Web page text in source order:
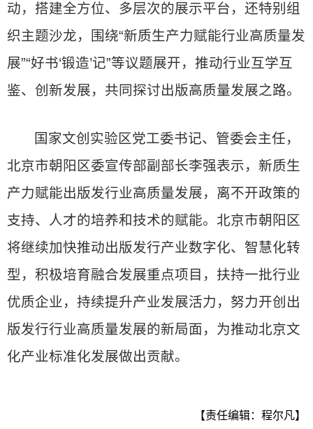
动，搭建全方位、多层次的展示平台，还特别组
织主题沙龙，围绕“新质生产力赋能行业高质量发
展”“好书‘锻造’记”等议题展开，推动行业互学互
鉴、创新发展，共同探讨出版高质量发展之路。
国家文创实验区党工委书记、管委会主任，
北京市朝阳区委宣传部副部长李强表示，新质生
产力赋能出版发行业高质量发展，离不开政策的
支持、人才的培养和技术的赋能。北京市朝阳区
将继续加快推动出版发行产业数字化、智慧化转
型，积极培育融合发展重点项目，扶持一批行业
优质企业，持续提升产业发展活力，努力开创出
版发行行业高质量发展的新局面，为推动北京文
化产业标准化发展做出贡献。
【责任编辑：程尔凡】